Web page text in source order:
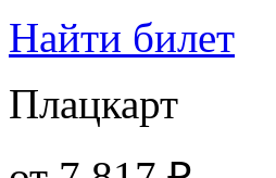
Найти билет
Плацкарт